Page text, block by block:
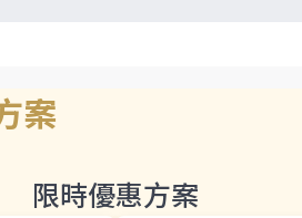
案
限時優惠方案